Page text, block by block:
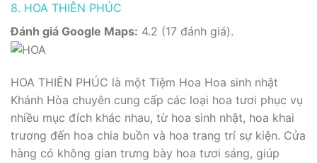
8. HOA THIÊN PHÚC
Đánh giá Google Maps: 4.2 (17 đánh giá).
HOA THIÊN PHÚC là một Tiệm Hoa Hoa sinh nhật
Khánh Hòa chuyên cung cấp các loại hoa tươi phục vụ
nhiều mục đích khác nhau, từ hoa sinh nhật, hoa khai
trương đến hoa chia buồn và hoa trang trí sự kiện. Cửa
hàng có không gian trưng bày hoa tươi sáng, giúp